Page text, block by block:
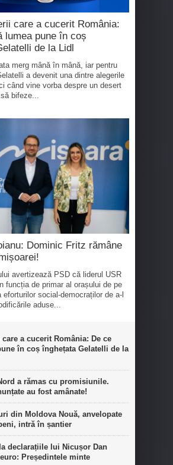
care a cucerit România:
lumea pune în coș
de la Lidl
merg mână în mână, iar pentru
a devenit una dintre alegerile
când vine vorba despre un desert
bifeze...
Dominic Fritz rămâne
avertizează PSD că liderul USR
funcția de primar al orașului de pe
eforturilor social-democraților de a-l
aduse...
a cucerit România: De ce
în coș înghețata Gelatelli de la
a rămas cu promisiunile.
au fost amânate!
din Moldova Nouă, anvelopate
intră în șantier
declarațiile lui Nicușor Dan
Președintele minte